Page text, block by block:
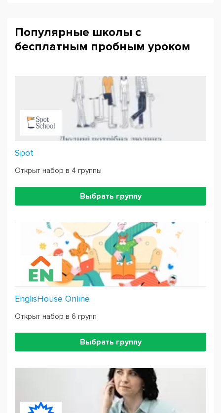
Популярные школы с
бесплатным пробным уроком
Spot
Открыт набор в 4 группы
Выбрать группу
EnglisHouse Online
Открыт набор в 6 групп
Выбрать группу